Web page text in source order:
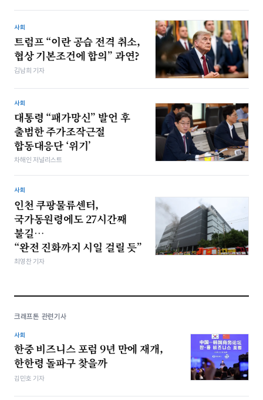
사회
트럼프 “이란 공습 전격 취소,
협상 기본조건에 합의” 과연?
김남희 기자
사회
대통령 “패가망신” 발언 후
출범한 주가조작근절
합동대응단 ‘위기’
차해인 저널리스트
사회
인천 쿠팡물류센터,
국가동원령에도 27시간째
불길…
“완전 진화까지 시일 걸릴 듯”
최영찬 기자
크래프톤 관련기사
사회
한중 비즈니스 포럼 9년 만에 재개,
한한령 돌파구 찾을까
김민호 기자